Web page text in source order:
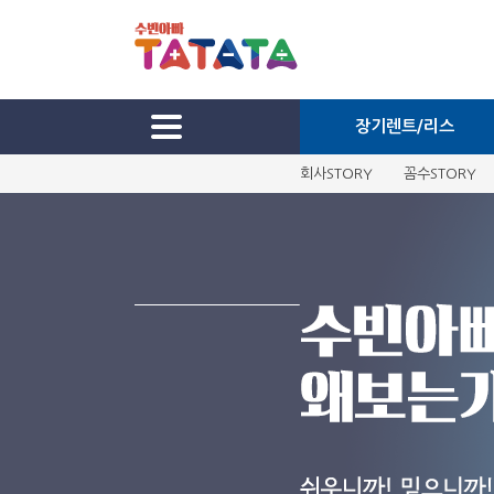
장기렌트/리스
회사STORY 꼼수STORY